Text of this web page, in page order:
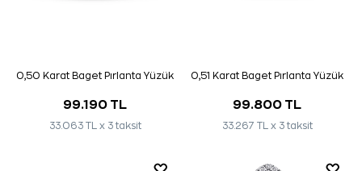
0,50 Karat Baget Pırlanta Yüzük
99.190 TL
33.063 TL x 3 taksit
0,51 Karat Baget Pırlanta Yüzük
99.800 TL
33.267 TL x 3 taksit